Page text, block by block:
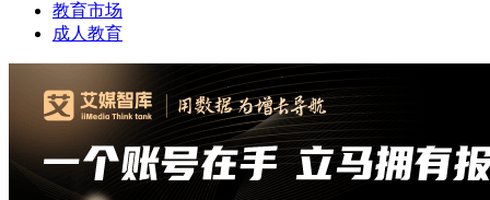
教育市场
成人教育